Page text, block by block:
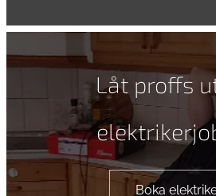
Låt proffs
Boka